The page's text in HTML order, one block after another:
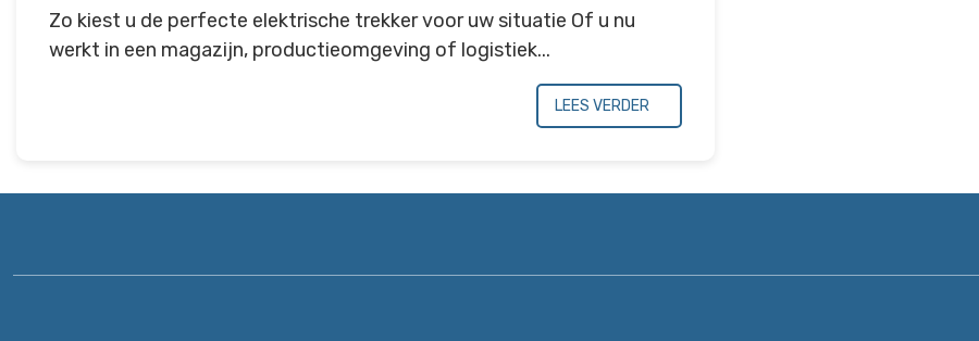
Zo kiest u de perfecte elektrische trekker voor uw situatie Of u nu
werkt in een magazijn, productieomgeving of logistiek...
LEES VERDER